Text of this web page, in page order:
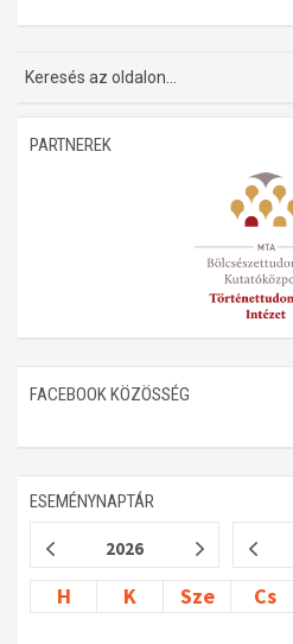
PARTNEREK
FACEBOOK KÖZÖSSÉG
ESEMÉNYNAPTÁR
2026
H K Sze Cs